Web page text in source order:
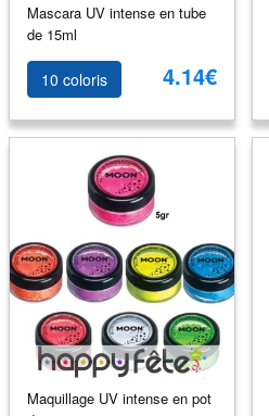
Mascara UV intense en tube
de 15ml
10 coloris 4.14€
Maquillage UV intense en pot